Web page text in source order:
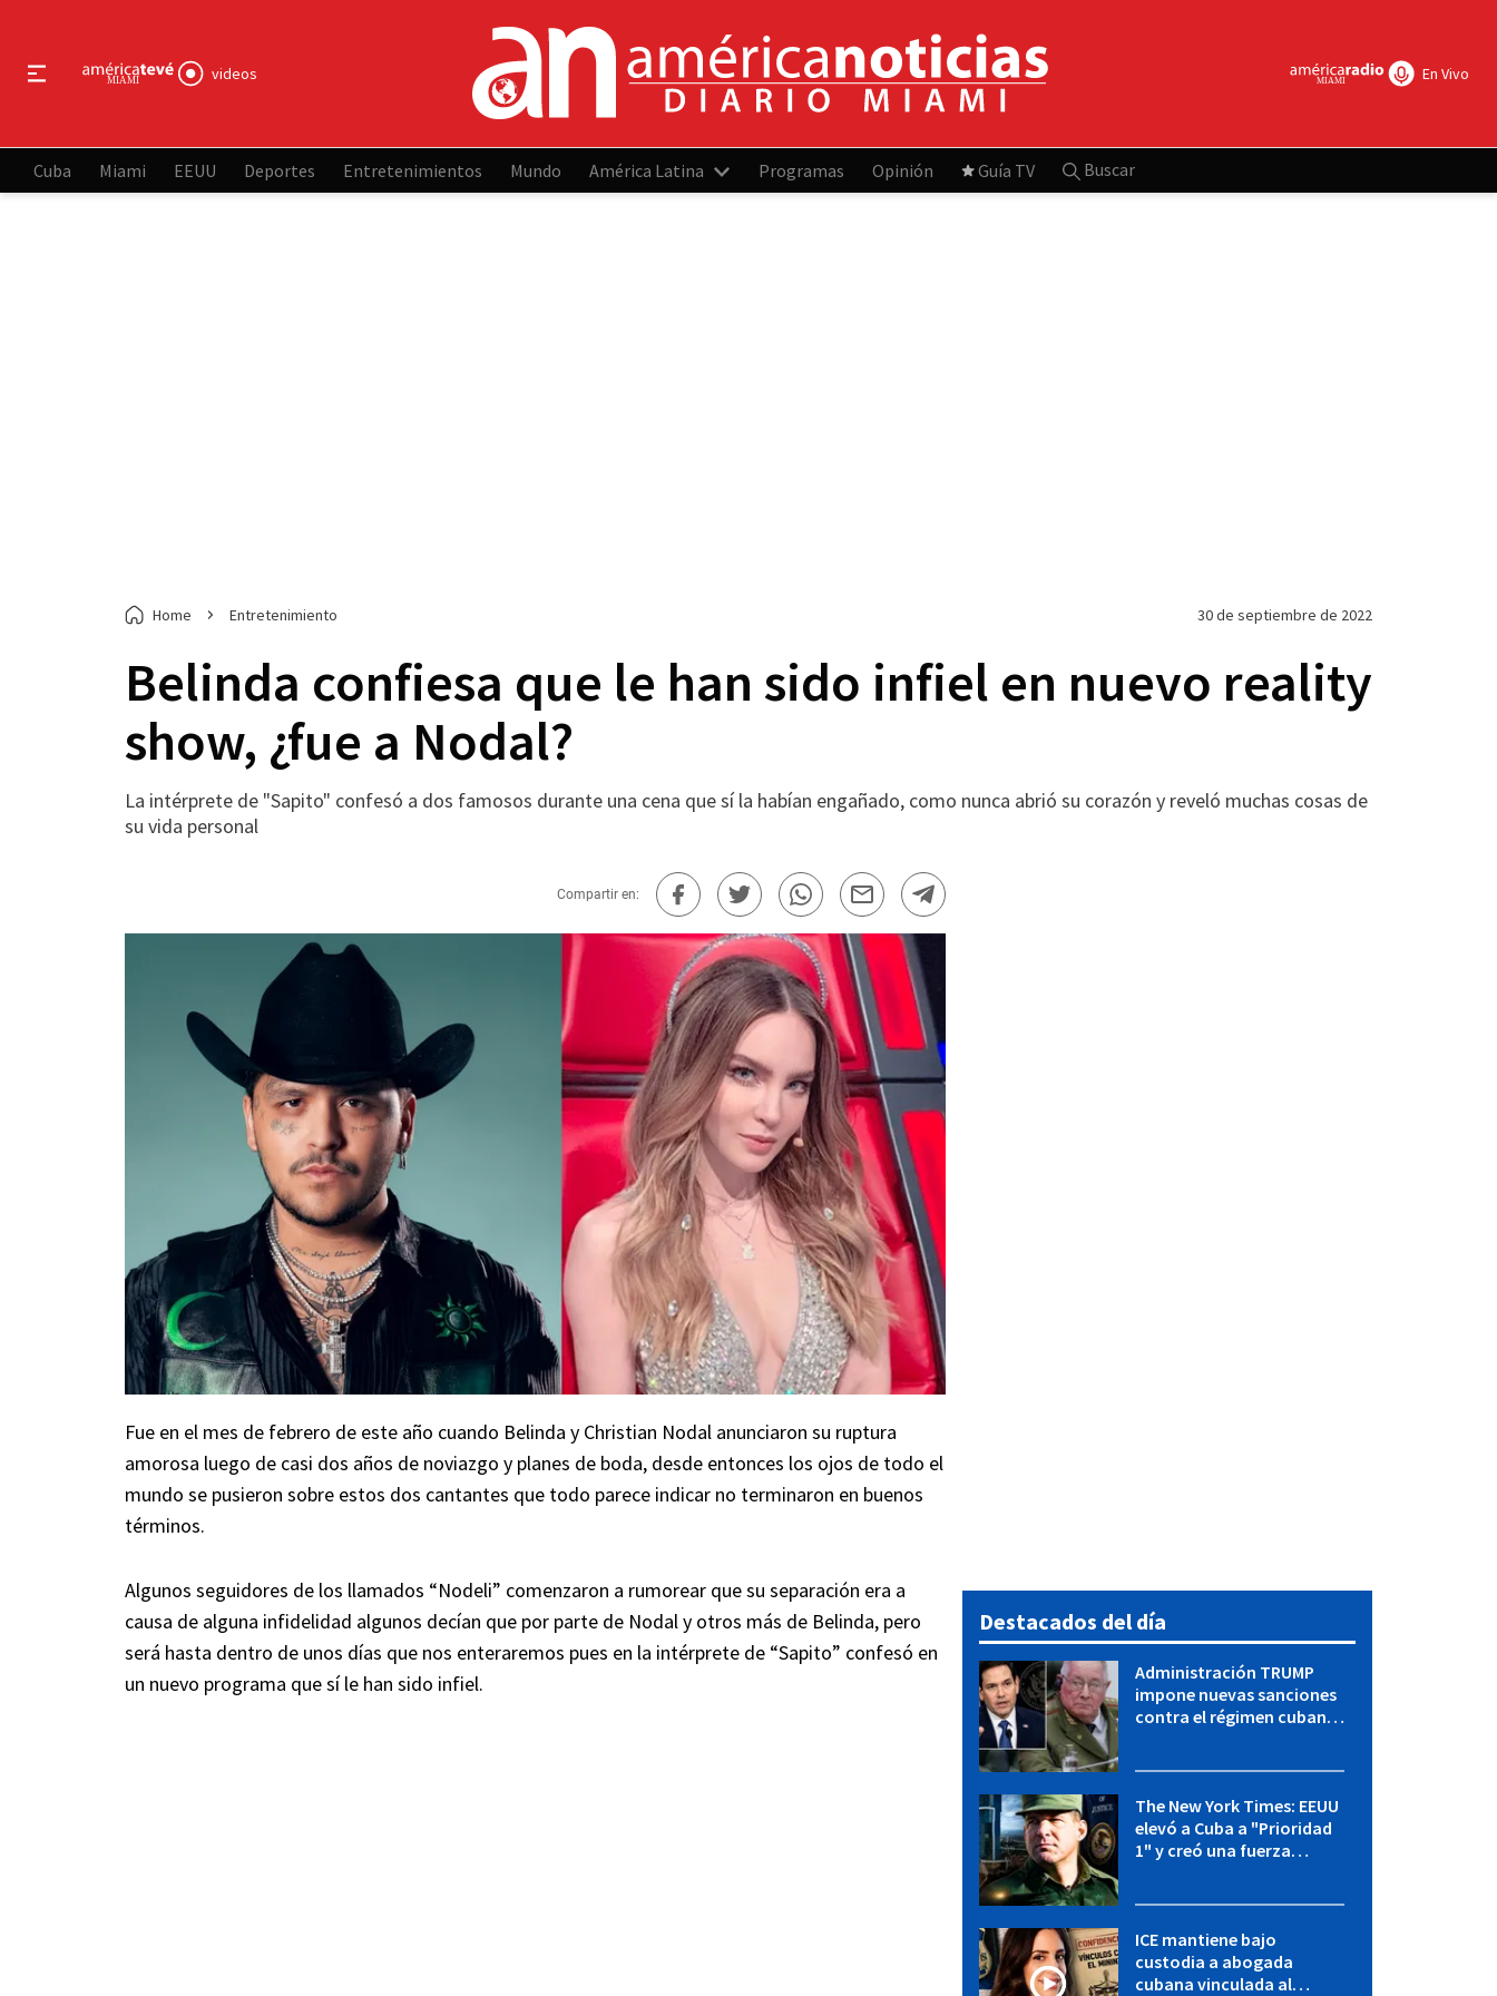
videos En Vivo
Cuba Miami EEUU Deportes Entretenimientos Mundo América Latina Programas Opinión Guía TV Buscar
Home Entretenimiento 30 de septiembre de 2022
Belinda confiesa que le han sido infiel en nuevo reality
show, ¿fue a Nodal?
La intérprete de "Sapito" confesó a dos famosos durante una cena que sí la habían engañado, como nunca abrió su corazón y reveló muchas cosas de
su vida personal
Compartir en:
Fue en el mes de febrero de este año cuando Belinda y Christian Nodal anunciaron su ruptura
amorosa luego de casi dos años de noviazgo y planes de boda, desde entonces los ojos de todo el
mundo se pusieron sobre estos dos cantantes que todo parece indicar no terminaron en buenos
términos.
Algunos seguidores de los llamados “Nodeli” comenzaron a rumorear que su separación era a
causa de alguna infidelidad algunos decían que por parte de Nodal y otros más de Belinda, pero
será hasta dentro de unos días que nos enteraremos pues en la intérprete de “Sapito” confesó en
un nuevo programa que sí le han sido infiel.
Destacados del día
Administración TRUMP
impone nuevas sanciones
contra el régimen cubano:
The New York Times: EEUU
elevó a Cuba a "Prioridad
1" y creó una fuerza
ICE mantiene bajo
custodia a abogada
cubana vinculada al